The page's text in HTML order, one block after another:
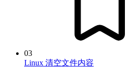
03
Linux 清空文件内容